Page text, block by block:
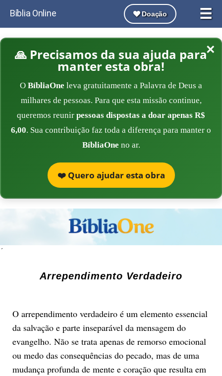
☰
Bíblia Online Doação
×
🙏 Precisamos da sua ajuda para
manter esta obra!
O BíbliaOne leva gratuitamente a Palavra de Deus a
milhares de pessoas. Para que esta missão continue,
queremos reunir pessoas dispostas a doar apenas R$
6,00. Sua contribuição faz toda a diferença para manter o
BíbliaOne no ar.
❤️ Quero ajudar esta obra
´
Arrependimento Verdadeiro
O arrependimento verdadeiro é um elemento essencial
da salvação e parte inseparável da mensagem do
evangelho. Não se trata apenas de remorso emocional
ou medo das consequências do pecado, mas de uma
mudança profunda de mente e coração que resulta em